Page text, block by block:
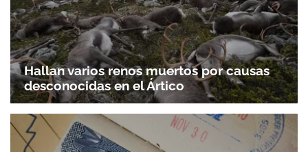
Hallan varios renos muertos por causas
desconocidas en el Ártico